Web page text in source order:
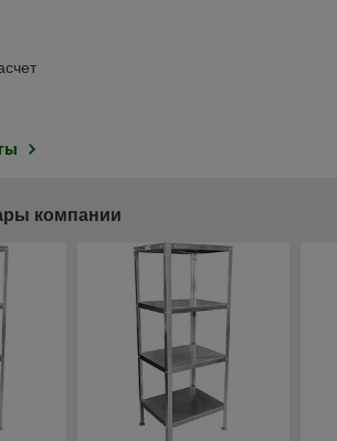
компании